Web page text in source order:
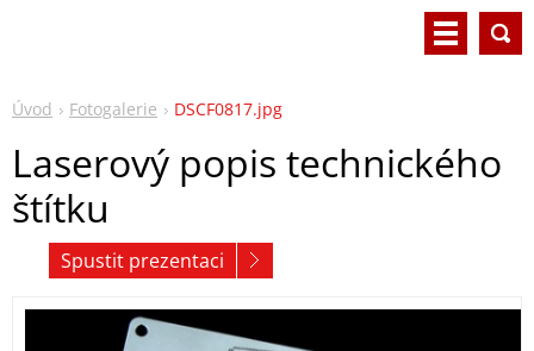
Úvod Fotogalerie DSCF0817.jpg
Laserový popis technického
štítku
Spustit prezentaci